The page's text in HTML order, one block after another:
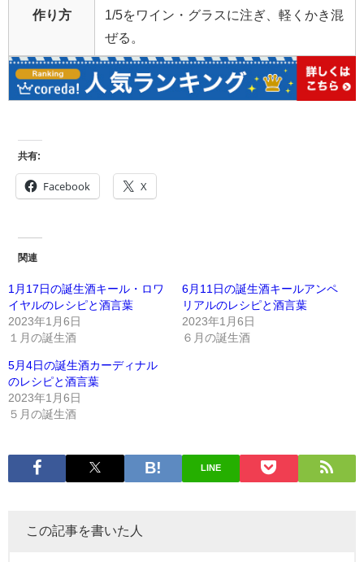
作り方
1/5をワイン・グラスに注ぎ、軽くかき混
ぜる。
共有:
Facebook X
関連
1月17日の誕生酒キール・ロワ
イヤルのレシピと酒言葉
2023年1月6日
１月の誕生酒
6月11日の誕生酒キールアンペ
リアルのレシピと酒言葉
2023年1月6日
６月の誕生酒
5月4日の誕生酒カーディナル
のレシピと酒言葉
2023年1月6日
５月の誕生酒
LINE
この記事を書いた人